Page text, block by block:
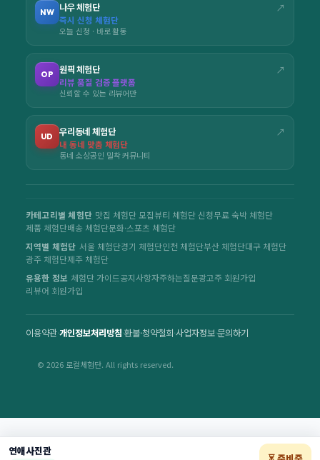
연애사진관
NW 나우 체험단 ↗
즉시 신청 체험단
오늘 신청 · 바로 활동
OP 원픽 체험단 ↗
리뷰 품질 검증 플랫폼
신뢰할 수 있는 리뷰어만
UD 우리동네 체험단 ↗
내 동네 맞춤 체험단
동네 소상공인 밀착 커뮤니티
카테고리별 체험단 맛집 체험단 모집뷰티 체험단 신청무료 숙박 체험단
제품 체험단배송 체험단문화·스포츠 체험단
지역별 체험단 서울 체험단경기 체험단인천 체험단부산 체험단대구 체험단
광주 체험단제주 체험단
유용한 정보 체험단 가이드공지사항자주하는질문광고주 회원가입
리뷰어 회원가입
이용약관·개인정보처리방침·환불·청약철회·사업자정보·문의하기
© 2026 로컬체험단. All rights reserved.